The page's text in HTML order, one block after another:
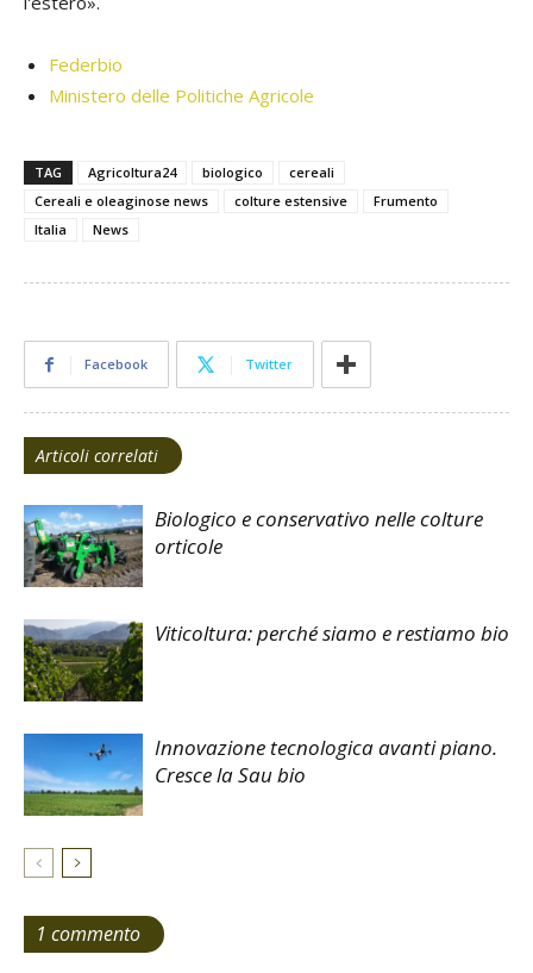
Federbio
Ministero delle Politiche Agricole
TAG Agricoltura24 biologico
cereali
Cereali e oleaginose news
colture estensive
Frumento
Italia
News
Facebook Twitter
Articoli correlati
Biologico e conservativo nelle colture
orticole
Viticoltura: perché siamo e restiamo bio
Innovazione tecnologica avanti piano.
Cresce la Sau bio
1 commento